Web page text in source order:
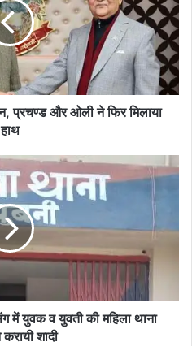
प्रचण्ड और ओली ने फिर मिलाया
हाथ
युवक व युवती की महिला थाना
शादी